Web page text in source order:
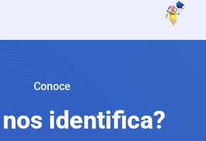
Conoce
nos identifica?